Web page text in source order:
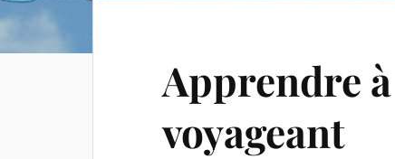
Apprendre
voyageant